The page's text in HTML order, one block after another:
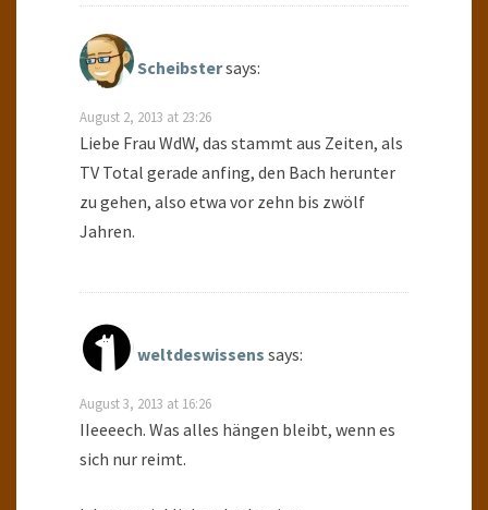
Scheibstersays:
August 2, 2013 at 23:26
Liebe Frau WdW, das stammt aus Zeiten, als
TV Total gerade anfing, den Bach herunter
zu gehen, also etwa vor zehn bis zwölf
Jahren.
weltdeswissens says:
August 3, 2013 at 16:26
IIeeeech. Was alles hängen bleibt, wenn es
sich nur reimt.